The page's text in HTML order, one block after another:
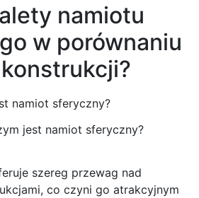
namiotu
w porównaniu
jest namiot sferyczny?
szereg przewag nad
co czyni go atrakcyjnym